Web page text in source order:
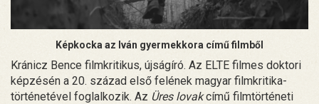
Képkocka az Iván gyermekkora című filmből
Kránicz Bence filmkritikus, újságíró. Az ELTE filmes doktori
képzésén a 20. század első felének magyar filmkritika-
történetével foglalkozik. Az Üres lovakcímű filmtörténeti